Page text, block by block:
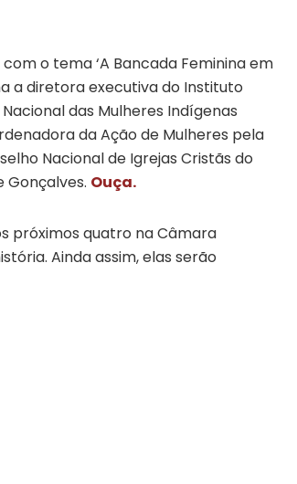
o tema ‘A Bancada Feminina em
a diretora executiva do Instituto
das Mulheres Indígenas
da Ação de Mulheres pela
Nacional de Igrejas Cristãs do
Gonçalves. Ouça.
próximos quatro na Câmara
Ainda assim, elas serão